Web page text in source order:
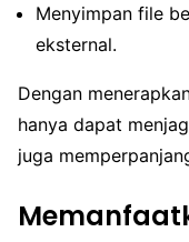
Menyimpan file
eksternal.
Dengan
hanya dapat
juga